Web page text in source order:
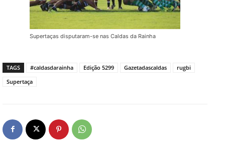
Supertaças disputaram-se nas Caldas da Rainha
TAGS #caldasdarainha Edição 5299 Gazetadascaldas
rugbi
Supertaça